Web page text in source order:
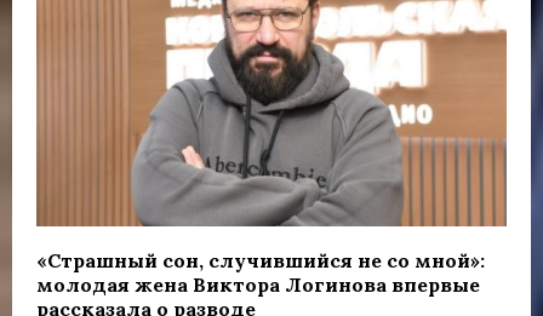
«Страшный сон, случившийся не со мной»:
молодая жена Виктора Логинова впервые
рассказала о разводе